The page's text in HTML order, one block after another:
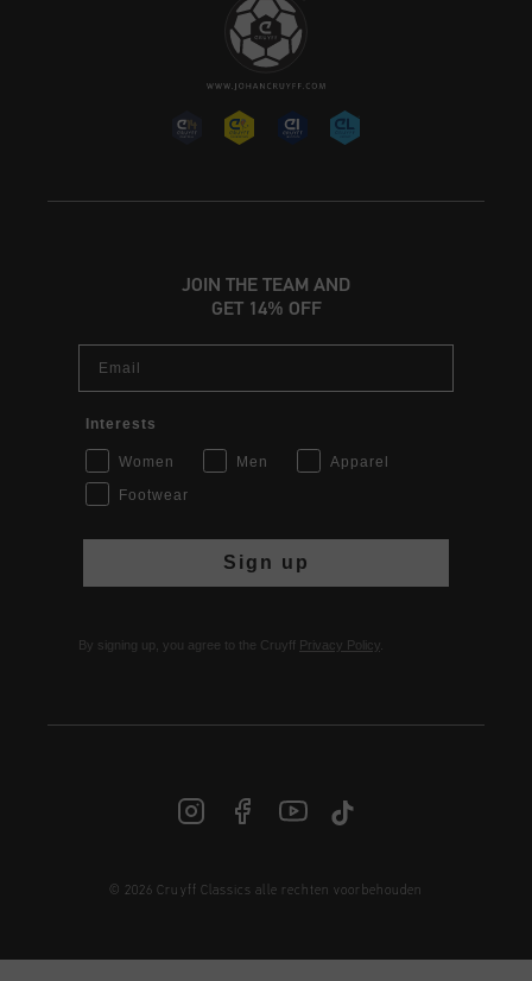
NL | € EUR
JOIN THE TEAM AND
GET 14% OFF
Interests
Women Men
Apparel
Footwear
Sign up
By signing up, you agree to the Cruyff Privacy Policy
© 2026 Cruyff Classics alle rechten voorbehouden